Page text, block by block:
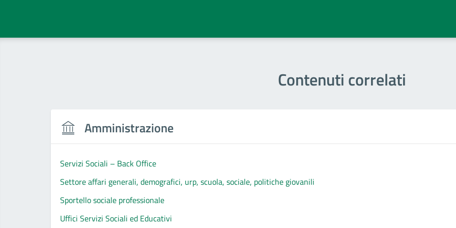
Contenuti correlati
Amministrazione
Servizi Sociali – Back Office
Settore affari generali, demografici, urp, scuola, sociale, politiche giovanili
Sportello sociale professionale
Uffici Servizi Sociali ed Educativi